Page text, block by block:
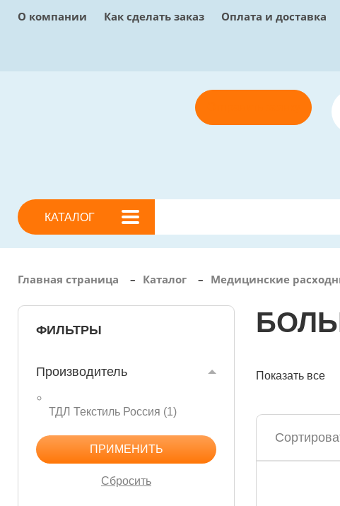
О компании Как сделать заказ Оплата и доставка
КАТАЛОГ
Главная страница – Каталог – Медицинские
ФИЛЬТРЫ
Производитель
ТДЛ Текстиль Россия (1)
Показать все